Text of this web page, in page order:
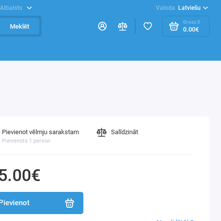
Atbalsts Valoda Latviešu
Meklēt
Grozs0
0.00€
Pievienot vēlmju sarakstam
Pievienots 1 person
Salīdzināt